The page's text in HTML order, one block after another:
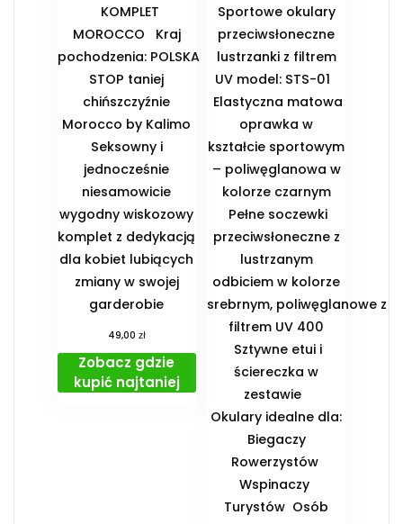
KOMPLET
MOROCCO Kraj
pochodzenia: POLSKA
STOP taniej
chińszczyźnie
Morocco by Kalimo
Seksowny i
jednocześnie
niesamowicie
wygodny wiskozowy
komplet z dedykacją
dla kobiet lubiących
zmiany w swojej
garderobie
49,00 zł
Zobacz gdzie
kupić najtaniej
Sportowe okulary
przeciwsłoneczne
lustrzanki z filtrem
UV model: STS-01
Elastyczna matowa
oprawka w
kształcie sportowym
– poliwęglanowa w
kolorze czarnym
Pełne soczewki
przeciwsłoneczne z
lustrzanym
odbiciem w kolorze
srebrnym, poliwęglanowe z
filtrem UV 400
Sztywne etui i
ściereczka w
zestawie
️Okulary idealne dla:
️ Biegaczy ️
Rowerzystów ️
Wspinaczy ️
Turystów ️ Osób